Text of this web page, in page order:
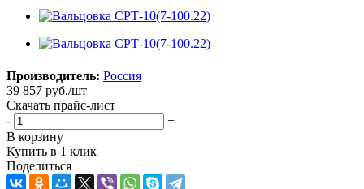
Производитель: Россия
39 857 руб./шт
Скачать прайс-лист
-
+
В корзину
Купить в 1 клик
Поделиться